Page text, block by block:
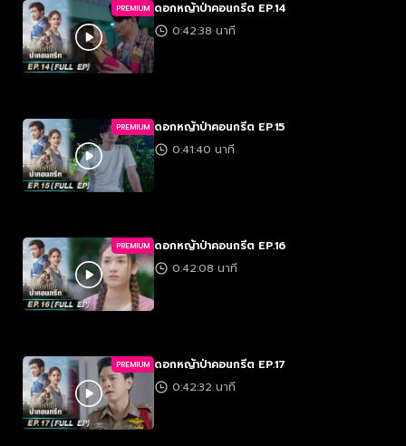
PREMIUM ดอกหญ้าป่าคอนกรีต EP.14
0:42:38 นาที
PREMIUM ดอกหญ้าป่าคอนกรีต EP.15
0:41:40 นาที
PREMIUM ดอกหญ้าป่าคอนกรีต EP.16
0:42:08 นาที
PREMIUM ดอกหญ้าป่าคอนกรีต EP.17
0:42:32 นาที